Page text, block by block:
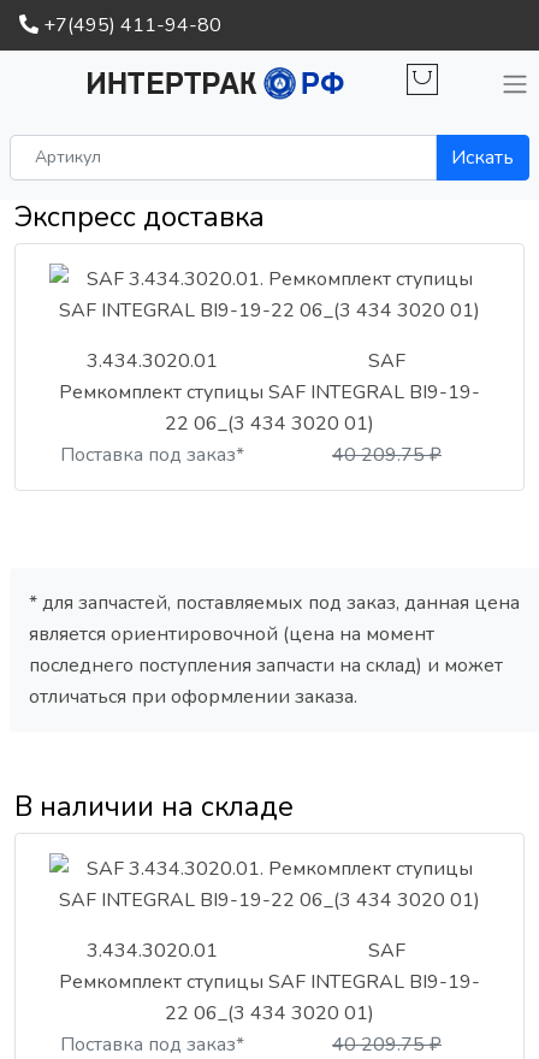
+7(495) 411-94-80
Искать
Экспресс доставка
3.434.3020.01
SAF
Ремкомплект ступицы SAF INTEGRAL BI9-19-
22 06_(3 434 3020 01)
Поставка под заказ*
40 209.75 ₽
* для запчастей, поставляемых под заказ, данная цена
является ориентировочной (цена на момент
последнего поступления запчасти на склад) и может
отличаться при оформлении заказа.
В наличии на складе
3.434.3020.01
SAF
Ремкомплект ступицы SAF INTEGRAL BI9-19-
22 06_(3 434 3020 01)
Поставка под заказ*
40 209.75 ₽